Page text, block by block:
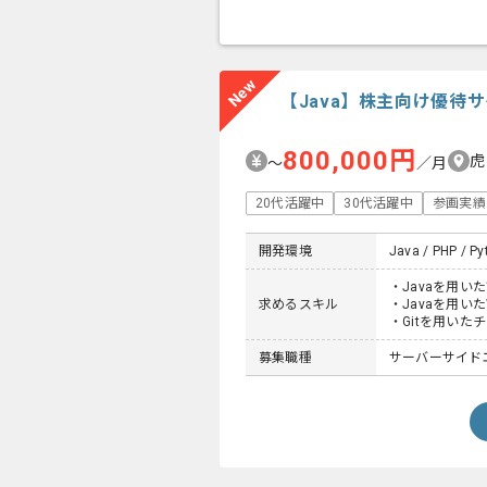
New 【Java】株主向け優待
〜800,000円 ／月
20代活躍中 30代活躍中 参画実
開発環境 Java / PHP /
求めるスキル
・Javaを用い
・Javaを用い
・Gitを用いた
募集職種 サーバーサイド